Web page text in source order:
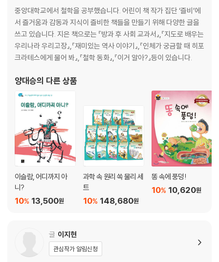
중앙대학교에서 철학을 공부했습니다. 어린이 책 작가 집단 ‘즐비’에
서 즐거움과 감동과 지식이 즐비한 책들을 만들기 위해 다양한 글을
쓰고 있습니다. 지은 책으로는 『방과 후 사회 교과서』,『지도로 배우는
우리나라 우리고장』,『재미있는 역사 이야기』,『인체가 궁금할 때 히포
크라테스에게 물어 봐』,『철학 동화』,『이거 알아?』등이 있습니다.
양대승의 다른 상품
이슬람, 어디까지 아
니?
13,500원
10%
과학 속 원리 쏙 물리 세
트
148,680원
10%
똥 속에 풍덩!
10,620원
10%
글 이지현
관심작가 알림신청